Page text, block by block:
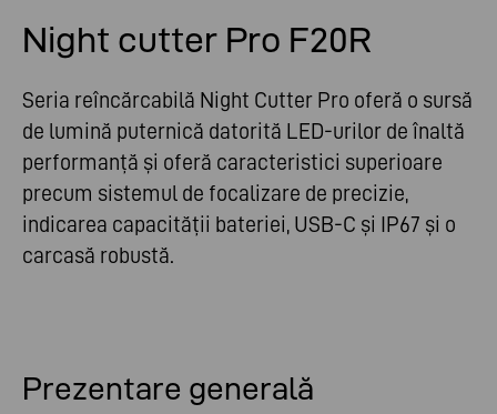
Night cutter Pro F20R
Seria reîncărcabilă Night Cutter Pro oferă o sursă
de lumină puternică datorită LED-urilor de înaltă
performanță și oferă caracteristici superioare
precum sistemul de focalizare de precizie,
indicarea capacității bateriei, USB-C și IP67 și o
carcasă robustă.
Prezentare generală